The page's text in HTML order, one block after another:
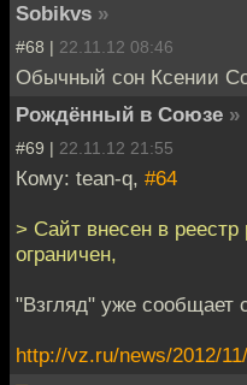
Sobikvs »
#68 | 22.11.12 08:46
Обычный сон Ксении
Рождённый в Союзе »
#69 | 22.11.12 21:55
Кому: tean-q, #64
> Сайт внесен в реестр
ограничен,
"Взгляд" уже сообщает
http://vz.ru/news/2012/